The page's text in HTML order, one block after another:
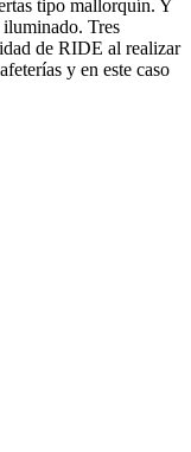
tipo mallorquín. Y
Tres
de RIDE al realizar
y en este caso